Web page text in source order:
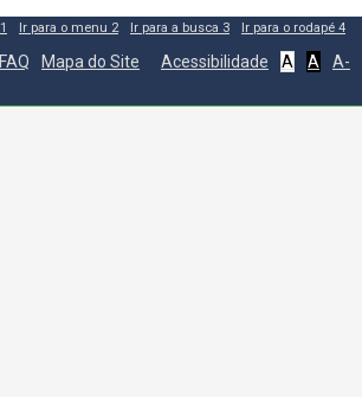
1 Ir para o menu 2 Ir para a busca 3 Ir para o rodapé 4
FAQ Mapa do Site Acessibilidade A A A-